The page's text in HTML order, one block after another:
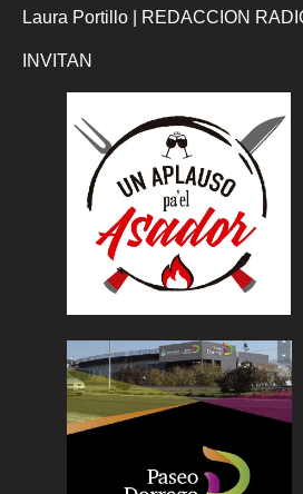
Laura Portillo | REDACCION
INVITAN